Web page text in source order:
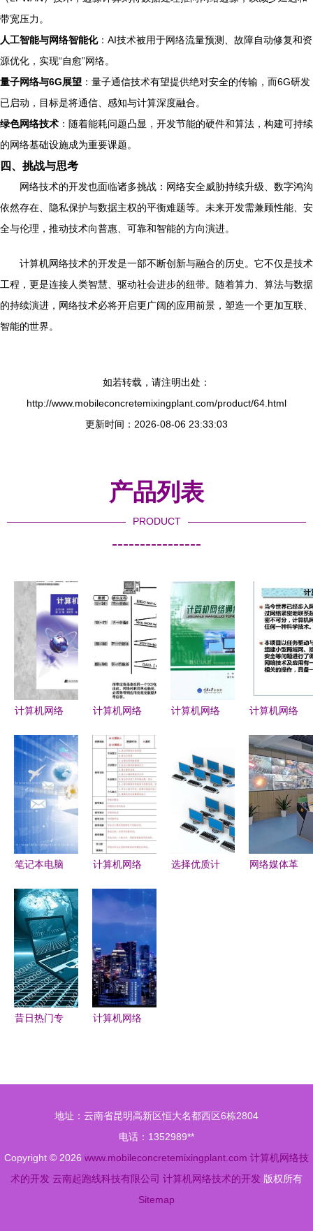
带宽压力。
人工智能与网络智能化：AI技术被用于网络流量预测、故障自动修复和资
源优化，实现“自愈”网络。
量子网络与6G展望 ：量子通信技术有望提供绝对安全的传输，而6G研发
已启动，目标是将通信、感知与计算深度融合。
绿色网络技术 ：随着能耗问题凸显，开发节能的硬件和算法，构建可持续
的网络基础设施成为重要课题。
四、挑战与思考
网络技术的开发也面临诸多挑战：网络安全威胁持续升级、数字鸿沟
依然存在、隐私保护与数据主权的平衡难题等。未来开发需兼顾性能、安
全与伦理，推动技术向普惠、可靠和智能的方向演进。
计算机网络技术的开发是一部不断创新与融合的历史。它不仅是技术
工程，更是连接人类智慧、驱动社会进步的纽带。随着算力、算法与数据
的持续演进，网络技术必将开启更广阔的应用前景，塑造一个更加互联、
智能的世界。
如若转载，请注明出处：
http://www.mobileconcretemixingplant.com/product/64.html
更新时间：2026-08-06 23:33:03
产品列表
PRODUCT
----------------
计算机网络
理论、实践
与未来展望
计算机网络
从理论到应
用的创新之
路
计算机网络
发展历程、
核心原理与
未来展望
计算机网络
技术开发的
基石与前沿
笔记本电脑
计算机网络
技术开发的
新视角
计算机网络
案 构建数
字世界的基
石
选择优质计
网络媒体革
昔日热门专
计算机网络
地址：云南省昆明高新区恒大名都西区6栋2804
电话：1352989**
Copyright © 2026 www.mobileconcretemixingplant.com 计算机网络技
术的开发 云南起跑线科技有限公司 计算机网络技术的开发 版权所有
Sitemap